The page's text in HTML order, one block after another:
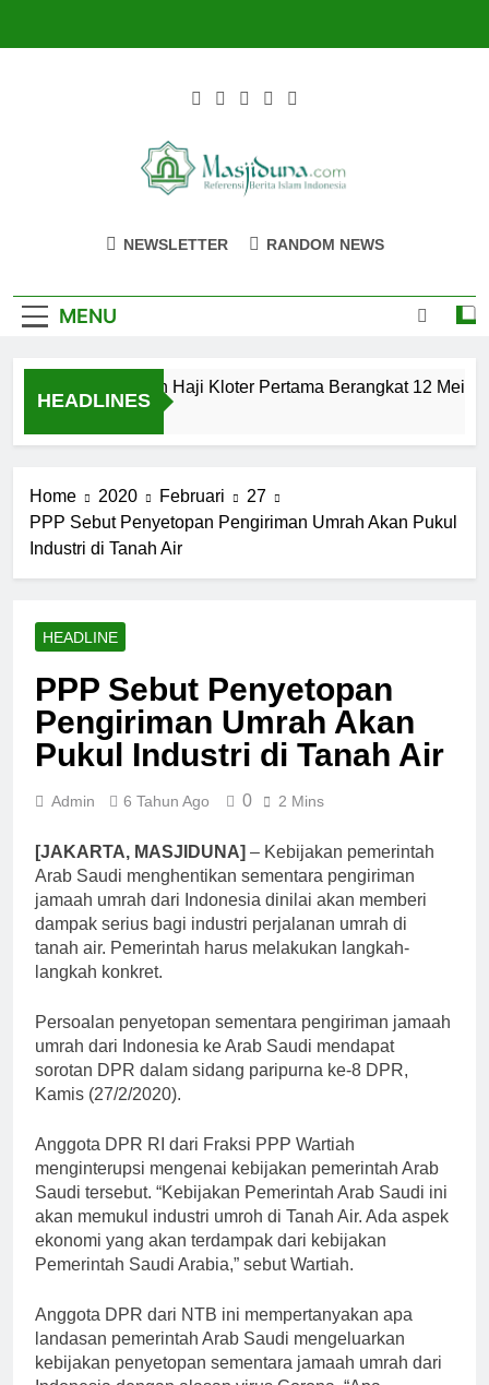
Masjiduna
NEWSLETTER RANDOM NEWS
MENU
HEADLINES
Calon Jemaah Haji Kloter Pertama Berangkat 12 Mei,
Home 2020 Februari
27
PPP Sebut Penyetopan Pengiriman Umrah Akan Pukul
Industri di Tanah Air
HEADLINE
PPP Sebut Penyetopan
Pengiriman Umrah Akan
Pukul Industri di Tanah Air
Admin 6 Tahun Ago 0 2 Mins
[JAKARTA, MASJIDUNA] – Kebijakan pemerintah
Arab Saudi menghentikan sementara pengiriman
jamaah umrah dari Indonesia dinilai akan memberi
dampak serius bagi industri perjalanan umrah di
tanah air. Pemerintah harus melakukan langkah-
langkah konkret.
Persoalan penyetopan sementara pengiriman jamaah
umrah dari Indonesia ke Arab Saudi mendapat
sorotan DPR dalam sidang paripurna ke-8 DPR,
Kamis (27/2/2020).
Anggota DPR RI dari Fraksi PPP Wartiah
menginterupsi mengenai kebijakan pemerintah Arab
Saudi tersebut. “Kebijakan Pemerintah Arab Saudi ini
akan memukul industri umroh di Tanah Air. Ada aspek
ekonomi yang akan terdampak dari kebijakan
Pemerintah Saudi Arabia,” sebut Wartiah.
Anggota DPR dari NTB ini mempertanyakan apa
landasan pemerintah Arab Saudi mengeluarkan
kebijakan penyetopan sementara jamaah umrah dari